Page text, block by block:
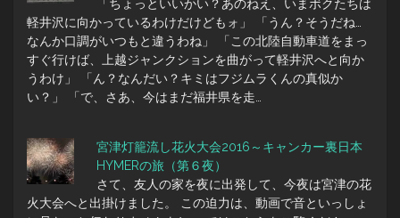
「ちょっといいかい？あのねえ、いまボクたちは
軽井沢に向かっているわけだけどもォ」 「うん？そうだね…
なんか口調がいつもと違うわね」 「この北陸自動車道をまっ
すぐ行けば、上越ジャンクションを曲がって軽井沢へと向か
うわけ」 「ん？なんだい？キミはフジムラくんの真似か
い？」 「で、さあ、今はまだ福井県を走…
宮津灯籠流し花火大会2016～キャンカー裏日本
HYMERの旅（第６夜）
さて、友人の家を夜に出発して、今夜は宮津の花
火大会へと出掛けました。 この迫力は、動画で音といっしょ